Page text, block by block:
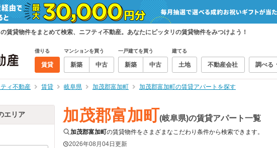
賃貸物件をまとめて検索、ニフティ不動産。あなたにピッタリの賃貸物件をみつけよう！
借りる
賃貸
マンションを買う
新築 中古
一戸建てを買う
新築 中古
建てる
土地 不動産会社 調べる
ィ不動産 賃貸 岐阜県 加茂郡富加町 加茂郡富加町の賃貸アパートを探す
エリア 加茂郡富加町(岐阜県)の賃貸アパート一覧
加茂郡富加町の賃貸物件をさまざまなこだわり条件から検索できます。
2026年08月04日更新